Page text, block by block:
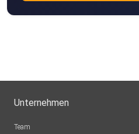
Unternehmen
Team